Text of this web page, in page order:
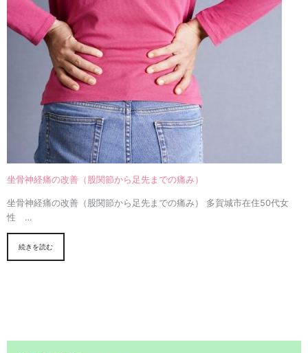
坐骨神経痛の改善（股関節から足先までの痛み）
坐骨神経痛の改善（股関節から足先までの痛み） 多賀城市在住50代女
性 …
続きを読む